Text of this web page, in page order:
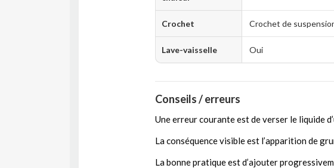
Crochet Crochet de
Lave-vaisselle Oui
Conseils / erreurs
Une erreur courante est de verser le liquide
La conséquence visible est l’apparition de
La bonne pratique est d’ajouter